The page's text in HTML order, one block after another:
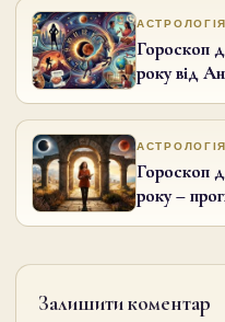
АСТРОЛОГІЯ
Гороскоп
року від
АСТРОЛОГІЯ
Гороскоп
року –
Залишити коментар